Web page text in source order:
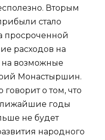
Вторым
стало
просроченной
расходов на
возможные
Монастыршин.
о том, что
годы
не будет
народного